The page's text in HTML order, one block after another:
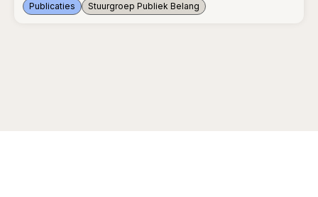
Publicaties Stuurgroep Publiek Belang